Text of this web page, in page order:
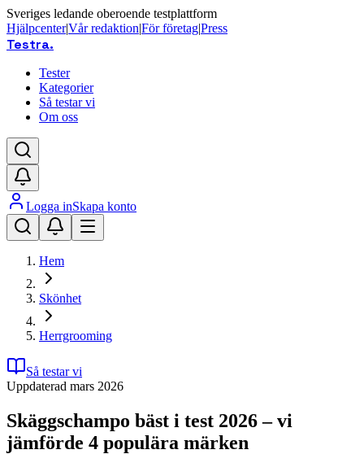
Sveriges ledande oberoende testplattform
Hjälpcenter|Vår redaktion|För företag|Press
Testra.
Tester
Kategorier
Så testar vi
Om oss
Logga inSkapa konto
Hem
Skönhet
Herrgrooming
Så testar vi
Uppdaterad mars 2026
Skäggschampo bäst i test 2026 – vi
jämförde 4 populära märken